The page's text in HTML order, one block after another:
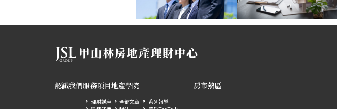
認識我們服務項目
理財講座
地產學院
全部文章
系列報導
房市熱區